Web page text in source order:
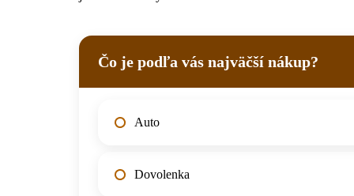
Čo je podľa vás najväčší nákup?
Auto
Dovolenka